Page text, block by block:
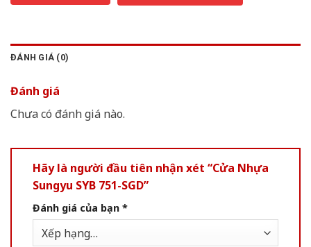
ĐÁNH GIÁ (0)
Đánh giá
Chưa có đánh giá nào.
Hãy là người đầu tiên nhận xét “Cửa Nhựa
Sungyu SYB 751-SGD”
Đánh giá của bạn *